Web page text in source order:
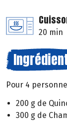
20 min
Pour 4
200 g de
300 g de